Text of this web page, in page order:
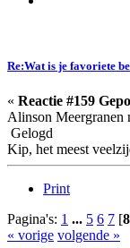
Re:Wat is je favoriete
« Reactie #159
Alinson Meergranen
Gelogd
Kip, het meest
Print
Pagina's: 1 ... 5 6 7 [8
« vorige volgende »